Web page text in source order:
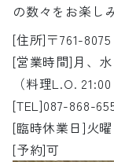
の数々をお楽し
[住所]〒761-
[営業時間]月、
（料理L.O.
[TEL]087-868-
[臨時休業日]火
[予約]可